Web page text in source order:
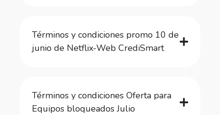
Términos y condiciones promo 10 de
junio de Netflix-Web CrediSmart
Términos y condiciones Oferta para
Equipos bloqueados Julio